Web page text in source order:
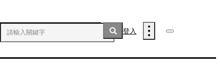
登入